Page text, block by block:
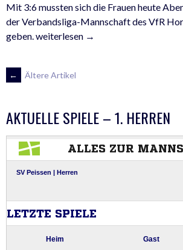
Mit 3:6 mussten sich die Frauen heute
der Verbandsliga-Mannschaft des VfR
geben.„VfR
Kreispokal
zu
groß“
weiterlesen →
BEITRAGSNAVIGATION
← Ältere Artikel
AKTUELLE SPIELE – 1. HERREN